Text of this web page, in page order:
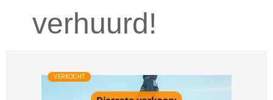
verhuurd!
VERKOCHT